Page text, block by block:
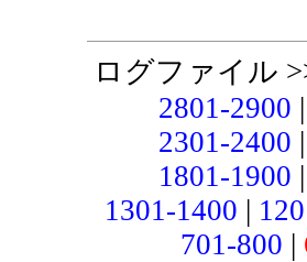
ログファイル
2801-2900 |
2301-2400 |
1801-1900 |
1301-1400 |
701-800 |